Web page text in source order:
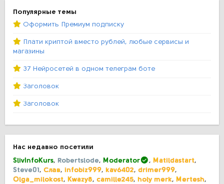
Популярные темы
Оформить Премиум подписку
Плати криптой вместо рублей, любые сервисы и
магазины
37 Нейросетей в одном телеграм боте
Заголовок
Заголовок
Нас недавно посетили
SlivInfoKurs Robertslode Moderator
Matildastart
Steve01
Слав infobiz999 kav6402
drimer999
Olga_milokost
Kwazy8 camille245 holy merk
Mertesh